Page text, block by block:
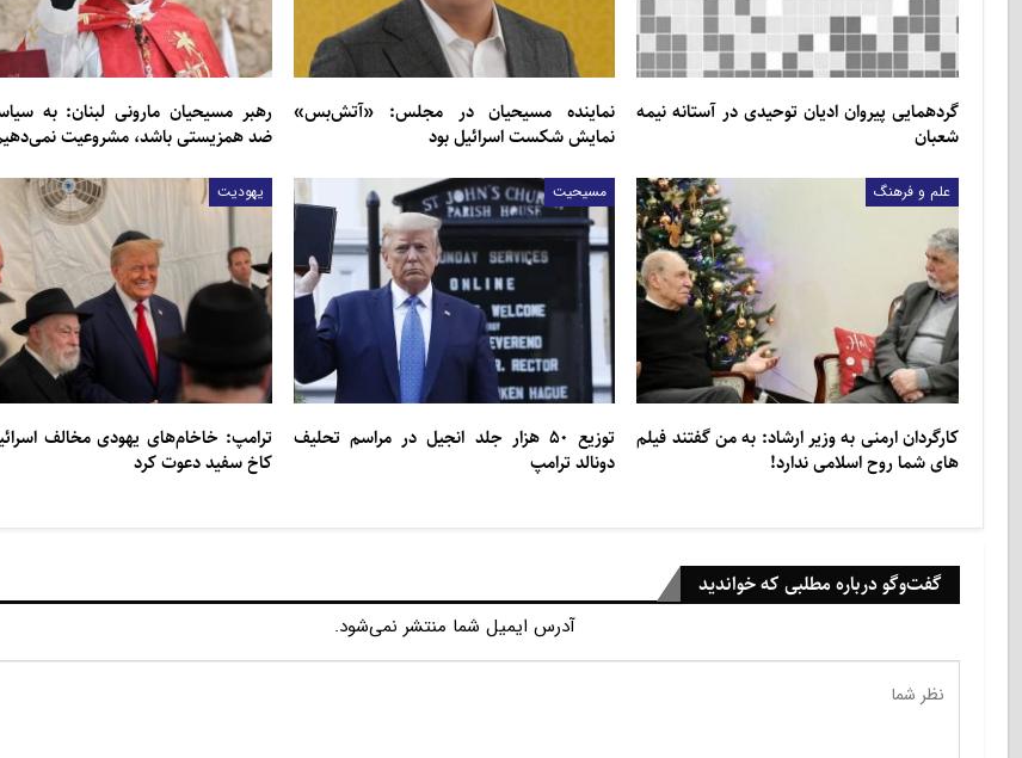
گردهمایی پیروان ادیان توحیدی در آستانه نیمه
شعبان
نماینده مسیحیان در مجلس: «آتش‌بس»
نمایش شکست اسرائیل بود
رهبر مسیحیان مارونی لبنان: به
ضد همزیستی باشد، مشروعیت
علم و فرهنگ
کارگردان ارمنی به وزیر ارشاد: به من گفتند فیلم
های شما روح اسلامی ندارد!
مسیحیت
توزیع ۵۰ هزار جلد انجیل در مراسم تحلیف
دونالد ترامپ
یهودیت
ترامپ: خاخام‌های یهودی مخالف
کاخ سفید دعوت کرد
گفت‌وگو درباره مطلبی که خواندید
آدرس ایمیل شما منتشر نمی‌شود.